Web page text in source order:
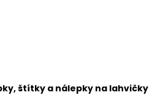
štítky a nálepky na lahvičky